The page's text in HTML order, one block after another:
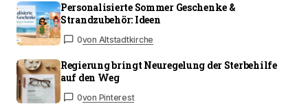
Personalisierte Sommer Geschenke &
Strandzubehör: Ideen
0von Altstadtkirche
Regierung bringt Neuregelung der Sterbehilfe
auf den Weg
0von Pinterest